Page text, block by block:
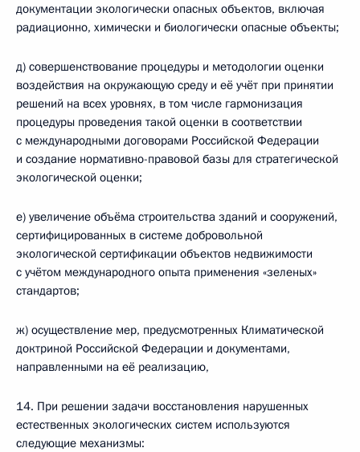
документации экологически опасных объектов, включая
радиационно, химически и биологически опасные объекты;
д) совершенствование процедуры и методологии оценки
воздействия на окружающую среду и её учёт при принятии
решений на всех уровнях, в том числе гармонизация
процедуры проведения такой оценки в соответствии
с международными договорами Российской Федерации
и создание нормативно-правовой базы для стратегической
экологической оценки;
е) увеличение объёма строительства зданий и сооружений,
сертифицированных в системе добровольной
экологической сертификации объектов недвижимости
с учётом международного опыта применения «зеленых»
стандартов;
ж) осуществление мер, предусмотренных Климатической
доктриной Российской Федерации и документами,
направленными на её реализацию,
14. При решении задачи восстановления нарушенных
естественных экологических систем используются
следующие механизмы: